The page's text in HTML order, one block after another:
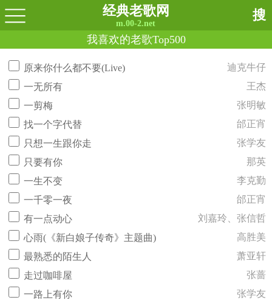
经典老歌网
m.00-2.net
搜
我喜欢的老歌Top500
原来你什么都不要(Live)
迪克牛仔
一无所有
王杰
一剪梅
张明敏
找一个字代替
邰正宵
只想一生跟你走
张学友
只要有你
那英
一生不变
李克勤
一千零一夜
邰正宵
有一点动心
刘嘉玲、张信哲
心雨(《新白娘子传奇》主题曲)
高胜美
最熟悉的陌生人
萧亚轩
走过咖啡屋
张蔷
一路上有你
张学友